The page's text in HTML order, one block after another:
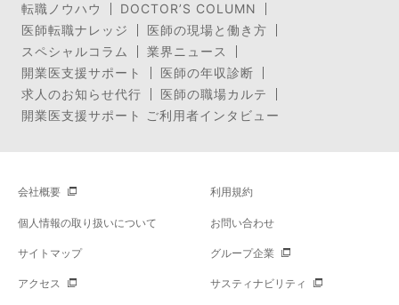
転職ノウハウ
DOCTOR’S COLUMN
医師転職ナレッジ
医師の現場と働き方
スペシャルコラム
業界ニュース
開業医支援サポート
医師の年収診断
求人のお知らせ代行
医師の職場カルテ
開業医支援サポート ご利用者インタビュー
会社概要 利用規約
個人情報の取り扱いについて お問い合わせ
サイトマップ グループ企業
アクセス サスティナビリティ